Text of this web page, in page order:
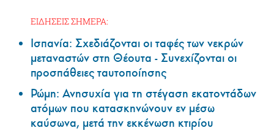
ΕΙΔΗΣΕΙΣ ΣΗΜΕΡΑ:
Ισπανία: Σχεδιάζονται οι ταφές των νεκρών
μεταναστών στη Θέουτα - Συνεχίζονται οι
προσπάθειες ταυτοποίησης
Ρώμη: Ανησυχία για τη στέγαση εκατοντάδων
ατόμων που κατασκηνώνουν εν μέσω
καύσωνα, μετά την εκκένωση κτιρίου